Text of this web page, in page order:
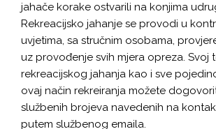
ZAJEDNO U KAS-U
INSTITUCIONALNA PODRŠKA ZA
RAZVOJ UDRUGE
RTL POMAŽE DJECI
ARHIVA
jahače korake ostvarili na konjima
Rekreacijsko jahanje se provodi u
uvjetima, sa stručnim osobama,
uz provođenje svih mjera opreza. Svoj
rekreacijskog jahanja kao i sve
ovaj način rekreiranja možete
službenih brojeva navedenih na
putem službenog emaila.